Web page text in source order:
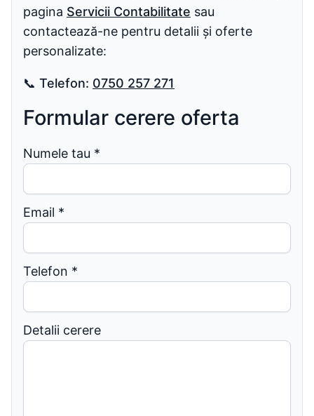
pagina Servicii Contabilitate sau
contactează-ne pentru detalii și oferte
personalizate:
📞 Telefon: 0750 257 271
Formular cerere oferta
Numele tau *
Email *
Telefon *
Detalii cerere